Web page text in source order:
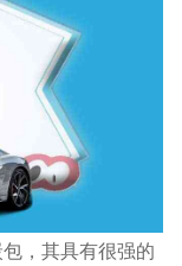
，其具有很强的